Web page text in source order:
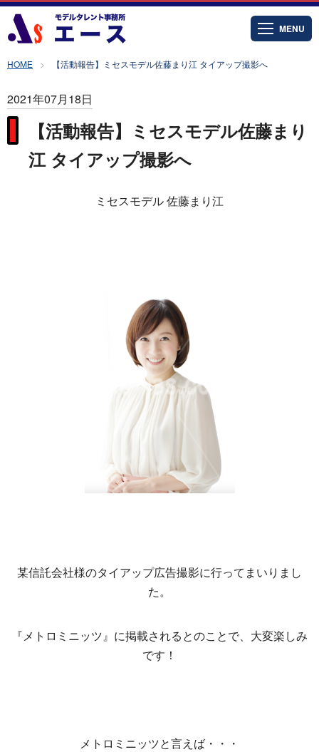
MENU
HOME 【活動報告】ミセスモデル佐藤まり江 タイアップ撮影へ
2021年07月18日
【活動報告】ミセスモデル佐藤まり
江 タイアップ撮影へ
ミセスモデル 佐藤まり江
某信託会社様のタイアップ広告撮影に行ってまいりまし
た。
『メトロミニッツ』に掲載されるとのことで、大変楽しみ
です！
メトロミニッツと言えば・・・